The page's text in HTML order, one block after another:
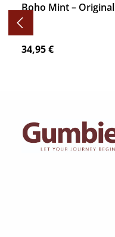
Boho Mint –
Regulärer Preis:
34,95 €